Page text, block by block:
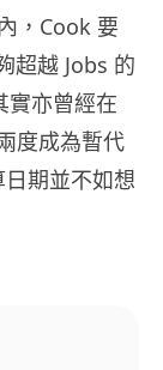
，Cook 要
超越 Jobs 的
實亦曾經在
度成為暫代
期並不如想